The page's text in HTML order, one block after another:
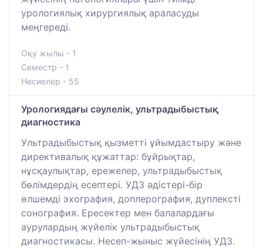
урологиялық хирургиялық араласуды
меңгереді.
Оқу жылы - 1
Семестр - 1
Несиелер - 55
Урологиядағы сәулелік, ультрадыбыстық
диагностика
Ультрадыбыстық қызметті ұйымдастыру және
директивалық құжаттар: бұйрықтар,
нұсқаулықтар, ережелер, ультрадыбыстық
бөлімдердің есептері. УДЗ әдістері-бір
өлшемді эхография, доплерография, дуплексті
сонография. Ересектер мен балалардағы
аурулардың жүйелік ультрадыбыстық
диагностикасы. Несеп-жыныс жүйесінің УДЗ.